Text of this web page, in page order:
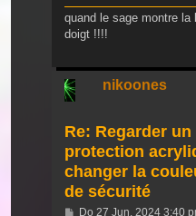
quand le sage montre la
doigt !!!!
nikoones
Re: Regarder
protection
changer la
de sécurité
Beitrag
Do 27 Jun, 2024 3:40